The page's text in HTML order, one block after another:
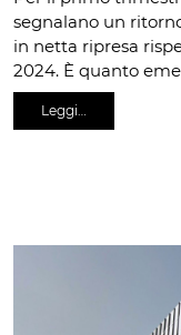
segnalano un
in netta ripresa
2024. È quanto
Leggi…